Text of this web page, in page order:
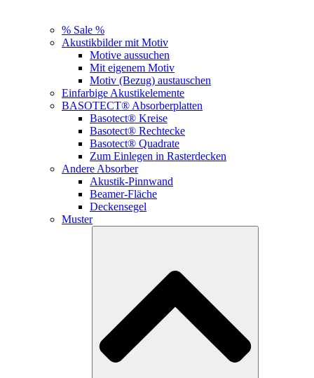
% Sale %
Akustikbilder mit Motiv
Motive aussuchen
Mit eigenem Motiv
Motiv (Bezug) austauschen
Einfarbige Akustikelemente
BASOTECT® Absorberplatten
Basotect® Kreise
Basotect® Rechtecke
Basotect® Quadrate
Zum Einlegen in Rasterdecken
Andere Absorber
Akustik-Pinnwand
Beamer-Fläche
Deckensegel
Muster